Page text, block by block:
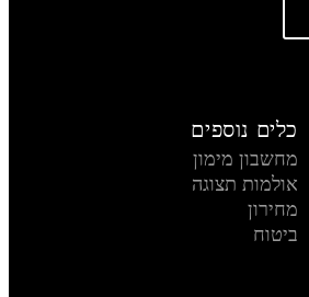
כלים נוספים
מחשבון מימון
אולמות תצוגה
מחירון
ביטוח